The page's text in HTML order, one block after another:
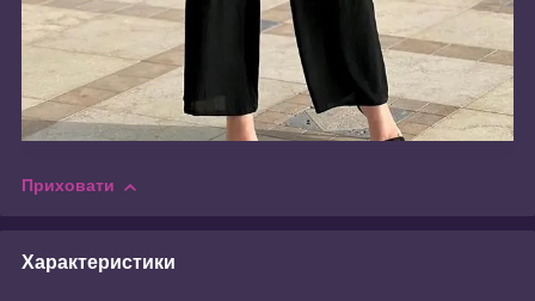
Приховати
Характеристики